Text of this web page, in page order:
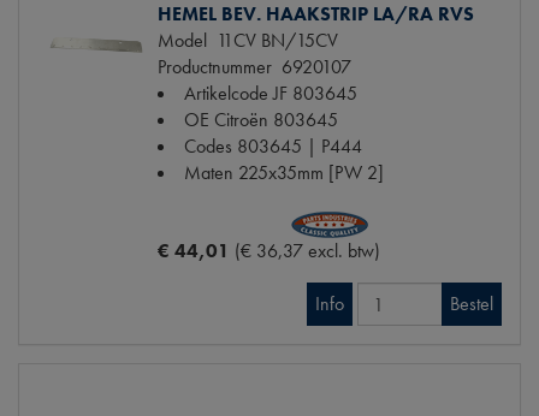
HEMEL BEV. HAAKSTRIP LA/RA RVS
Model 11CV BN/15CV
Productnummer 6920107
Artikelcode JF 803645
OE Citroën 803645
Codes 803645 | P444
Maten 225x35mm [PW 2]
€ 44,01 (€ 36,37 excl. btw)
Info Bestel